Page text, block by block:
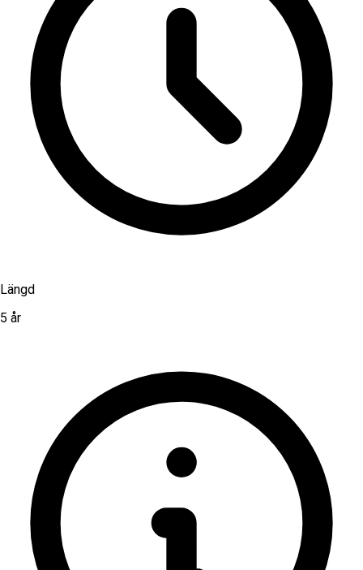
Längd
5 år